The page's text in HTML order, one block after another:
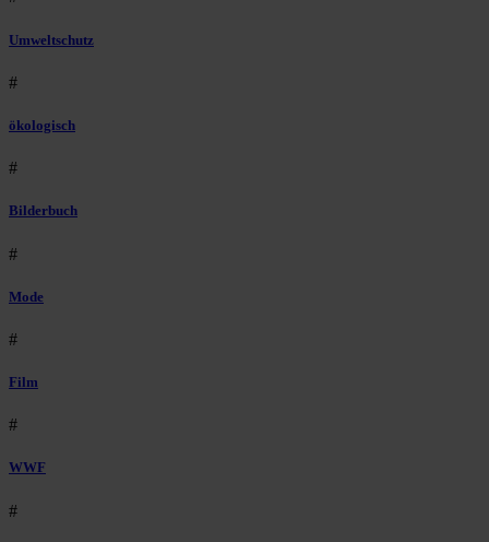
Umweltschutz
#
ökologisch
#
Bilderbuch
#
Mode
#
Film
#
WWF
#